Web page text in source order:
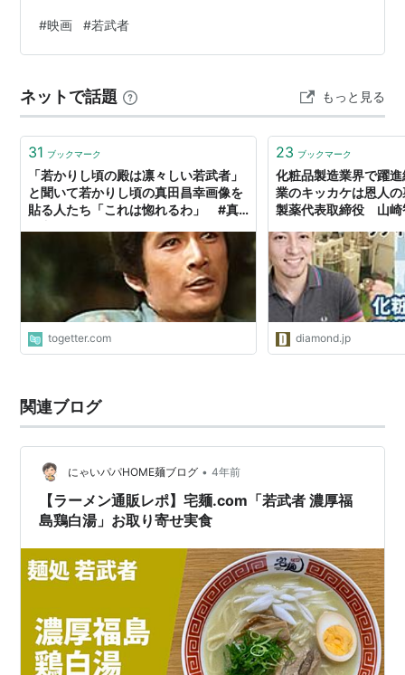
上映時間：103分 あらすじ ＜以下公式サイトより引用＞
工場に勤める寡黙な渉、血の気の多い飲食店員の英治、
者である。 ある晩秋の昼下がり、暇を持て余した彼ら
は“世直し”と称して街の人間たちの些細な違反や差別に対
し、無…
#映画 #若武者
ネットで話題 もっと見る
31 ブックマーク
「若かりし頃の殿は凛々しい若武者」
と聞いて若かりし頃の真田昌幸画像を
貼る人たち「これは惚れるわ」 #真
togetter.com
23 ブックマーク
化粧品製造業界で躍
業のキッカケは恩人
製薬代表取締役 山崎
diamond.jp
関連ブログ
にゃいパパHOME麺ブログ • 4年前
【ラーメン通販レポ】宅麺.com「若武者 濃厚福
島鶏白湯」お取り寄せ実食